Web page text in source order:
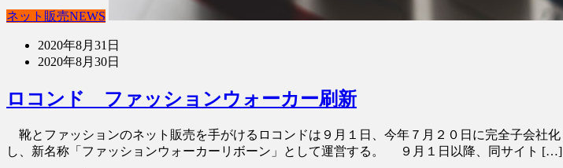
ネット販売NEWS
2020年8月31日
2020年8月30日
ロコンド ファッションウォーカー刷新
靴とファッションのネット販売を手がけるロコンドは９月１日、今年７月２０日に完全子会社
し、新名称「ファッションウォーカーリボーン」として運営する。 ９月１日以降、同サイト […]